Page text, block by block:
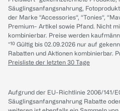
Säuglingsanfangsnahrung,
der Marke “Accessories“, “Tonies“,
Premium- Artikel sowie Pfand. Nicht
kombinierbar. Preise werden
*¹⁰ Gültig bis 02.09.2026 nur auf
Rabatten und Aktionen kombinierbar.
Preisliste der letzten 30 Tage
Aufgrund der EU-Richtlinie 2006/141/
Säuglingsanfangsnahrung Rabatte